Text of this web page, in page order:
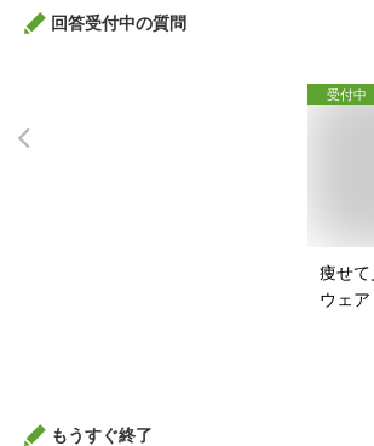
回答受付中の質問
受付中
痩せて
ウェア
もうすぐ終了